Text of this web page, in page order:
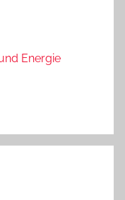
Energie